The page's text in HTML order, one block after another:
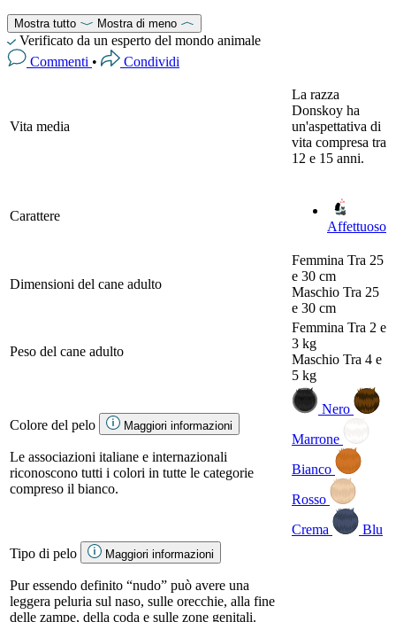
Mostra tutto Mostra di meno
Verificato da un esperto del mondo animale
Commenti • Condividi
Vita media
La razza
Donskoy ha
un'aspettativa di
vita compresa tra
12 e 15 anni.
Carattere
Affettuoso
Dimensioni del cane adulto
Femmina Tra 25
e 30 cm
Maschio Tra 25
e 30 cm
Peso del cane adulto
Femmina Tra 2 e
3 kg
Maschio Tra 4 e
5 kg
Colore del pelo Maggiori informazioni
Le associazioni italiane e internazionali
riconoscono tutti i colori in tutte le categorie
compreso il bianco.
Nero
Marrone
Bianco
Rosso
Crema
Blu
Tipo di pelo
Maggiori informazioni
Pur essendo definito “nudo” può avere una
leggera peluria sul naso, sulle orecchie, alla fine
delle zampe, della coda e sulle zone genitali.